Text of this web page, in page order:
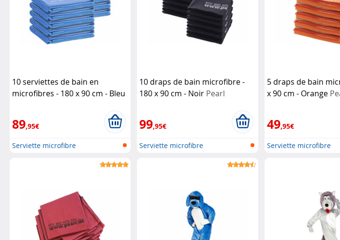
10 serviettes de bain en
microfibres - 180 x 90 cm - Bleu
89,95€
Serviette microfibre
10 draps de bain microfibre -
180 x 90 cm - Noir Pearl
99,95€
Serviette microfibre
5 draps de bain
x 90 cm - Orange
49,95€
Serviette microfibre